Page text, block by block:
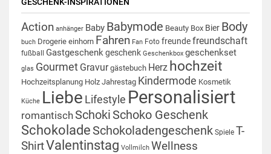
Action anhänger Baby Babymode Beauty Box Bier Body
buch Drogerie einhorn Fahren Fan Foto freundefreundschaft
fußball Gastgeschenkgeschenk Geschenkbox geschenkset
glas Gourmet Gravur gästebuch Herz hochzeit
Hochzeitsplanung Holz Jahrestag Kindermode Kosmetik
Küche Liebe Lifestyle Personalisiert
romantisch Schoki Schoko Geschenk
Schokolade Schokoladengeschenk Spiele T-
ShirtValentinstag Vollmilch Wellness